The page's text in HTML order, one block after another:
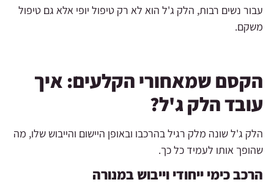
עבור נשים רבות, הלק ג'ל הוא לא רק טיפול יופי אלא גם טיפול
משקם.
הקסם שמאחורי הקלעים: איך
עובד הלק ג'ל?
הלק ג'ל שונה מלק רגיל בהרכבו ובאופן היישום והייבוש שלו, מה
שהופך אותו לעמיד כל כך.
הרכב כימי ייחודי וייבוש במנורה